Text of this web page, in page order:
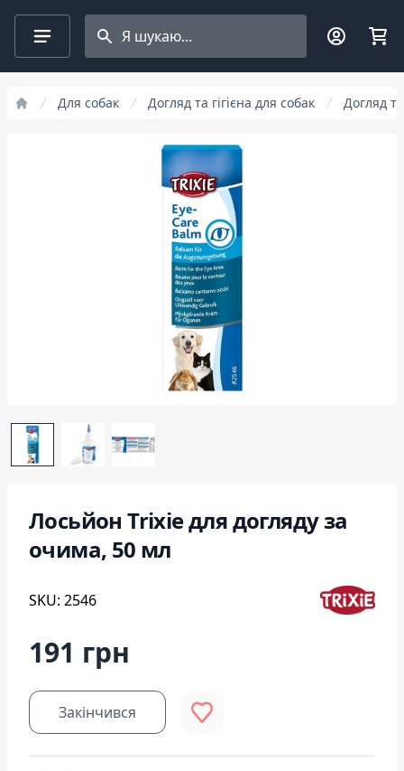
Search projects
Для собак Догляд та гігієна для собак Догляд
Лосьйон Trixie для догляду за
очима, 50 мл
SKU: 2546
191 грн
Закінчився